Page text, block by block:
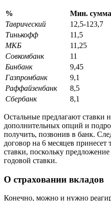
% Мин. сумма
Таврический
12,5-123,7
Тинькофф
11,5
МКБ
11,25
Совкомбанк
11
Бинбанк
9,45
Газпромбанк
9,1
Раффайзенбанк
8,5
Сбербанк
8,1
Остальные предлагают ставки
дополнительных опций и
получить, позвонив в банк.
договор на 6 месяцев принесет
ставки, поскольку
годовой ставки.
О страховании вкладов
Конечно, можно и нужно